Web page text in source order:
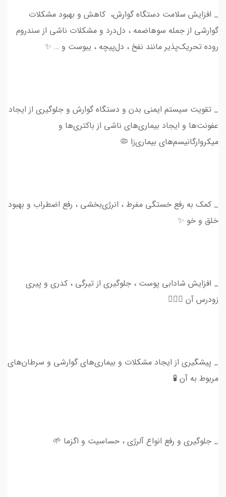
_ افزایش سلامت دستگاه گوارش، کاهش و بهبود مشکلات
گوارشی از جمله سوهاضمه ، دل‌درد و مشکلات ناشی از سندروم
روده تحریک‌پذیر مانند نفخ ، دل‌پیچه ، یبوست و … ✨
_ تقویت سیستم ایمنی بدن و دستگاه گوارش و جلوگیری از ایجاد
عفونت‌ها و ایجاد بیماری‌های ناشی از باکتری‌ها و
میکروارگانیسم‌های بیماری‌زا 🦠
_ کمک به رفع خستگی مفرط ، انرژی‌بخشی ، رفع اضطراب و بهبود
خلق و خو ✨
_ افزایش شادابی پوست ، جلوگیری از تیرگی ، کدری و پیری
زودرس آن 💆🏻‍♀️
_ پیشگیری از ایجاد مشکلات و بیماری‌های گوارشی و سرطان‌های
مربوط به آن 🧪
_ جلوگیری و رفع انواع آلرژی ، حساسیت و اگزما 🌱